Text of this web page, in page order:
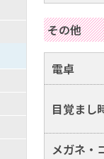
その他
電卓
目覚まし
メガネ・